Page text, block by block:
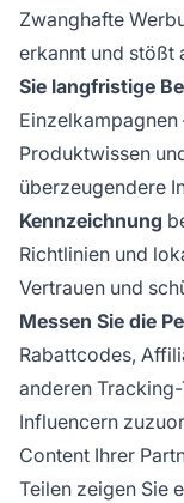
Zwanghafte
erkannt und stößt
Sie langfristige
Produktwissen
überzeugendere
Kennzeichnung
Richtlinien und
Vertrauen und
Messen Sie die
Rabattcodes,
anderen
Influencern
Content Ihrer
Teilen zeigen Sie